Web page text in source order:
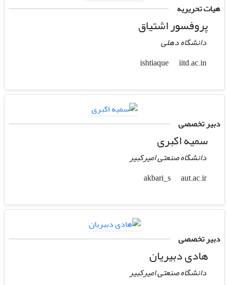
هیات تحریریه
پروفسور اشتیاق
دانشگاه دهلی
iitd.ac.in
دبیر تخصصی
سمیه اکبری
دانشگاه صنعتی امیرکبیر
akbari_s
aut.ac.ir
دبیر تخصصی
هادی دبیریان
دانشگاه صنعتی امیرکبیر